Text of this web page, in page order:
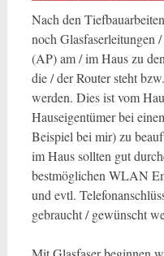
Nach den
noch Glasfaserleitungen
(AP) am / im Haus zu
die / der Router steht
werden. Dies ist vom
Hauseigentümer bei
Beispiel bei mir) zu
im Haus sollten gut
bestmöglichen WLAN
und evtl.
gebraucht / gewünscht